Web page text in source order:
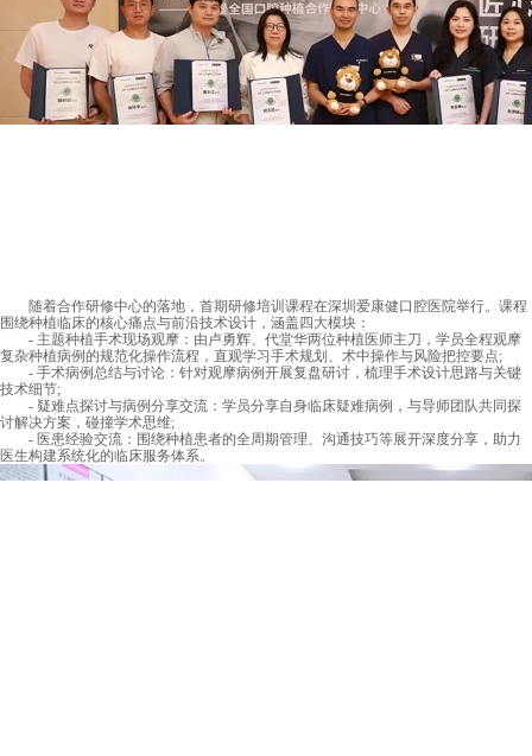
随着合作研修中心的落地，首期研修培训课程在深圳爱康健口腔医院举行。课程
围绕种植临床的核心痛点与前沿技术设计，涵盖四大模块：
- 主题种植手术现场观摩：由卢勇辉、代堂华两位种植医师主刀，学员全程观摩
复杂种植病例的规范化操作流程，直观学习手术规划、术中操作与风险把控要点;
- 手术病例总结与讨论：针对观摩病例开展复盘研讨，梳理手术设计思路与关键
技术细节;
- 疑难点探讨与病例分享交流：学员分享自身临床疑难病例，与导师团队共同探
讨解决方案，碰撞学术思维;
- 医患经验交流：围绕种植患者的全周期管理、沟通技巧等展开深度分享，助力
医生构建系统化的临床服务体系。